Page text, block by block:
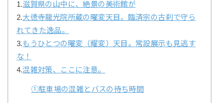
1.滋賀県の山中に、絶景の美術館が
2.大徳寺龍光院所蔵の曜変天目。臨済宗の古刹で守ら
れてきた逸品。
3.もうひとつの曜変（耀変）天目。常設展示も見逃す
な！
4.混雑対策、ここに注意。
①駐車場の混雑とバスの待ち時間